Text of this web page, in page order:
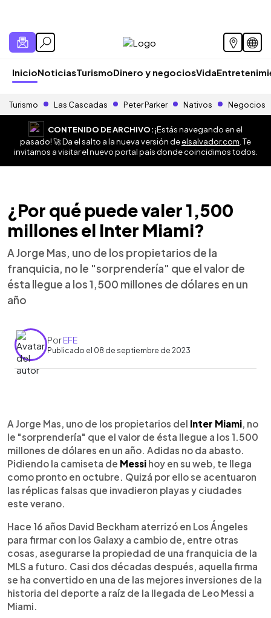
InicioNoticiasTurismoDinero y negociosVida
Turismo Las Cascadas Peter Parker Nativos Negocios
CONTENIDO DE ARCHIVO:¡Estás navegando en el
pasado! 🚀 Da el salto a la nueva versión deelsalvador.com . Te
invitamos a visitar el nuevo portal país donde coincidimos todos.
¿Por qué puede valer 1,500
millones el Inter Miami?
A Jorge Mas, uno de los propietarios de la
franquicia, no le "sorprendería" que el valor de
ésta llegue a los 1,500 millones de dólares en un
año
PorEFE
Publicado el 08 de septiembre de 2023
► Escuchar artículo
A Jorge Mas, uno de los propietarios del Inter Miami, no
le "sorprendería" que el valor de ésta llegue a los 1.500
millones de dólares en un año. Adidas no da abasto.
Pidiendo la camiseta de Messi hoy en su web, te llega
como pronto en octubre. Quizá por ello se acentuaron
las réplicas falsas que invadieron playas y ciudades
este verano.
Hace 16 años David Beckham aterrizó en Los Ángeles
para firmar con los Galaxy a cambio de, entre otras
cosas, asegurarse la propiedad de una franquicia de la
MLS a futuro. Casi dos décadas después, aquella firma
se ha convertido en una de las mejores inversiones de la
historia del deporte a raíz de la llegada de Leo Messi a
Miami.